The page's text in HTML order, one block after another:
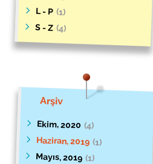
L - P (1)
S - Z (4)
Arşiv
Ekim, 2020 (4)
Haziran, 2019 (1)
Mayıs, 2019 (1)